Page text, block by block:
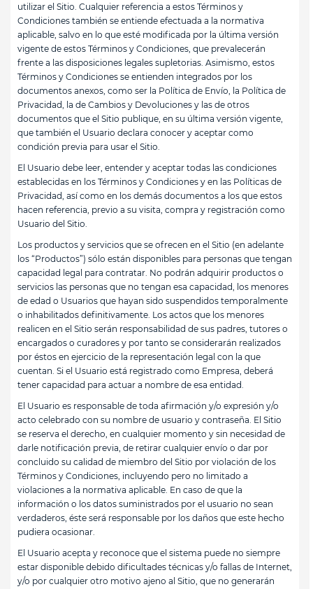
utilizar el Sitio. Cualquier referencia a estos Términos y
Condiciones también se entiende efectuada a la normativa
aplicable, salvo en lo que esté modificada por la última versión
vigente de estos Términos y Condiciones, que prevalecerán
frente a las disposiciones legales supletorias. Asimismo, estos
Términos y Condiciones se entienden integrados por los
documentos anexos, como ser la Política de Envío, la Política de
Privacidad, la de Cambios y Devoluciones y las de otros
documentos que el Sitio publique, en su última versión vigente,
que también el Usuario declara conocer y aceptar como
condición previa para usar el Sitio.
El Usuario debe leer, entender y aceptar todas las condiciones
establecidas en los Términos y Condiciones y en las Políticas de
Privacidad, así como en los demás documentos a los que estos
hacen referencia, previo a su visita, compra y registración como
Usuario del Sitio.
Los productos y servicios que se ofrecen en el Sitio (en adelante
los “Productos”) sólo están disponibles para personas que tengan
capacidad legal para contratar. No podrán adquirir productos o
servicios las personas que no tengan esa capacidad, los menores
de edad o Usuarios que hayan sido suspendidos temporalmente
o inhabilitados definitivamente. Los actos que los menores
realicen en el Sitio serán responsabilidad de sus padres, tutores o
encargados o curadores y por tanto se considerarán realizados
por éstos en ejercicio de la representación legal con la que
cuentan. Si el Usuario está registrado como Empresa, deberá
tener capacidad para actuar a nombre de esa entidad.
El Usuario es responsable de toda afirmación y/o expresión y/o
acto celebrado con su nombre de usuario y contraseña. El Sitio
se reserva el derecho, en cualquier momento y sin necesidad de
darle notificación previa, de retirar cualquier envío o dar por
concluido su calidad de miembro del Sitio por violación de los
Términos y Condiciones, incluyendo pero no limitado a
violaciones a la normativa aplicable. En caso de que la
información o los datos suministrados por el usuario no sean
verdaderos, éste será responsable por los daños que este hecho
pudiera ocasionar.
El Usuario acepta y reconoce que el sistema puede no siempre
estar disponible debido dificultades técnicas y/o fallas de Internet,
y/o por cualquier otro motivo ajeno al Sitio, que no generarán